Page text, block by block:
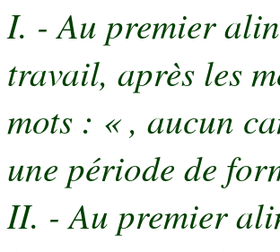
I. - Au premier
travail, après les
mots : « , aucun
une période de
II. - Au premier